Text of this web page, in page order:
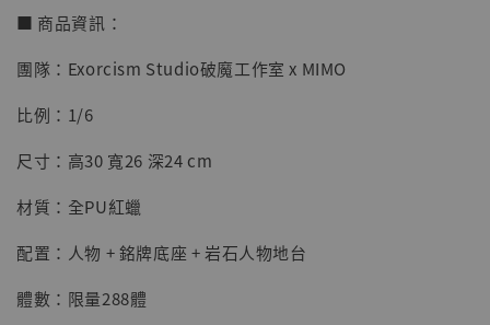
【店內現貨】七龍珠 系列蒐藏雕像 悟空 鳥山
明紀念款 [奇蹟工作室]
NT$ 5,580
■ 商品資訊：
團隊：Exorcism Studio破魔工作室 x MIMO
比例：1/6
尺寸：高30 寬26 深24 cm
材質：全PU紅蠟
配置：人物 + 銘牌底座 + 岩石人物地台
體數：限量288體